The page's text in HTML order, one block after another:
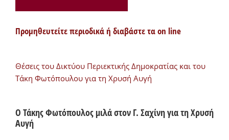
Προμηθευτείτε περιοδικά ή διαβάστε τα on line
Θέσεις του Δικτύου Περιεκτικής Δημοκρατίας και του
Τάκη Φωτόπουλου για τη Χρυσή Αυγή
Ο Τάκης Φωτόπουλος μιλά στον Γ. Σαχίνη για τη Χρυσή
Αυγή